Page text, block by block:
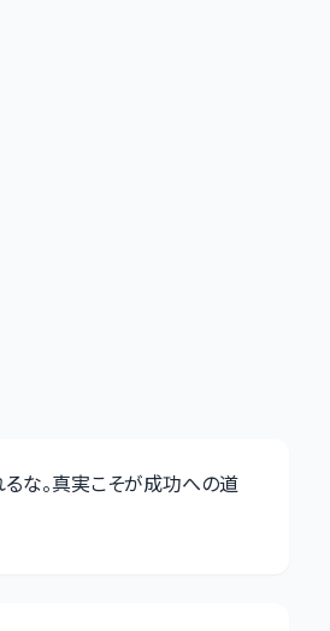
な。真実こそが成功への道